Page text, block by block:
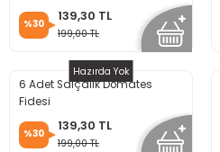
%30
139,30 TL
199,00 TL
Hazırda Yok
6 Adet Salçalık Domates
Fidesi
%30
139,30 TL
199,00 TL